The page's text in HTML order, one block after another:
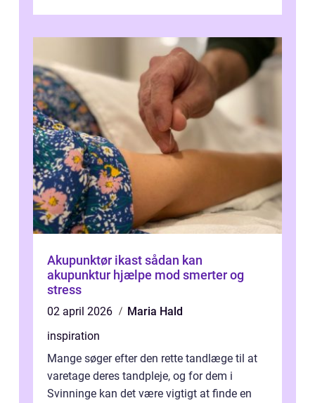
Akupunktør ikast sådan kan
akupunktur hjælpe mod smerter og
stress
02 april 2026
Maria Hald
inspiration
Mange søger efter den rette tandlæge til at
varetage deres tandpleje, og for dem i
Svinninge kan det være vigtigt at finde en